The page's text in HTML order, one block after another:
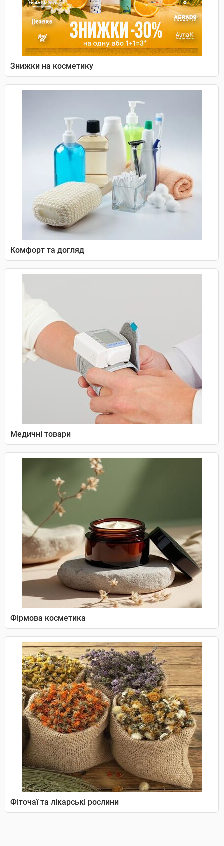
Знижки на косметику
Комфорт та догляд
Медичні товари
Фірмова косметика
Фіточаї та лікарські рослини